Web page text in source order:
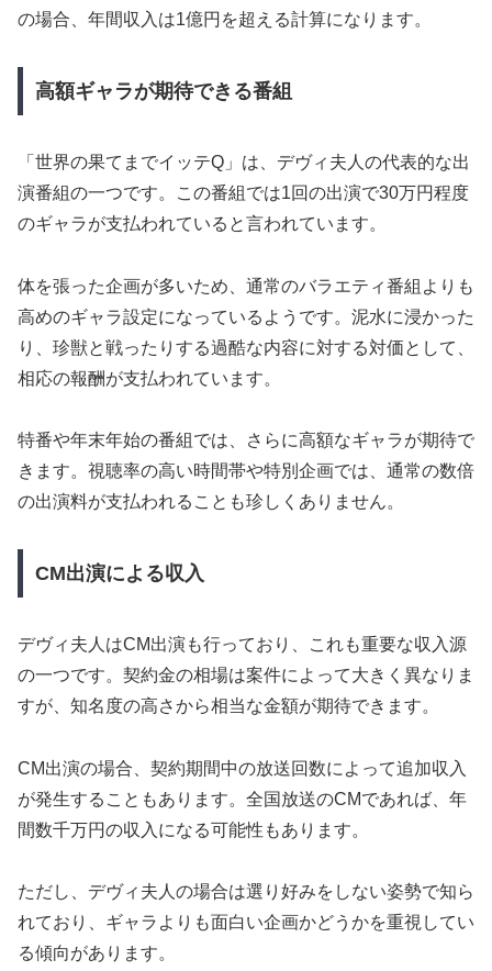
の場合、年間収入は1億円を超える計算になります。
高額ギャラが期待できる番組
「世界の果てまでイッテQ」は、デヴィ夫人の代表的な出
演番組の一つです。この番組では1回の出演で30万円程度
のギャラが支払われていると言われています。
体を張った企画が多いため、通常のバラエティ番組よりも
高めのギャラ設定になっているようです。泥水に浸かった
り、珍獣と戦ったりする過酷な内容に対する対価として、
相応の報酬が支払われています。
特番や年末年始の番組では、さらに高額なギャラが期待で
きます。視聴率の高い時間帯や特別企画では、通常の数倍
の出演料が支払われることも珍しくありません。
CM出演による収入
デヴィ夫人はCM出演も行っており、これも重要な収入源
の一つです。契約金の相場は案件によって大きく異なりま
すが、知名度の高さから相当な金額が期待できます。
CM出演の場合、契約期間中の放送回数によって追加収入
が発生することもあります。全国放送のCMであれば、年
間数千万円の収入になる可能性もあります。
ただし、デヴィ夫人の場合は選り好みをしない姿勢で知ら
れており、ギャラよりも面白い企画かどうかを重視してい
る傾向があります。